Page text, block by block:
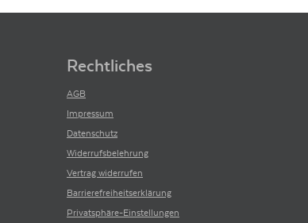
Rechtliches
AGB
Impressum
Datenschutz
Widerrufsbelehrung
Vertrag widerrufen
Barrierefreiheitserklärung
Privatsphäre-Einstellungen